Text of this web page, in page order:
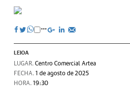
LEIOA
LUGAR. Centro Comercial Artea
FECHA. 1 de agosto de 2025
HORA. 19:30